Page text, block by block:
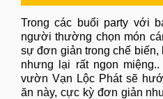
Trong các buổi party với
người thường chọn món
sự đơn giản trong chế biến,
nhưng lại rất ngon
vườn Vạn Lộc Phát sẽ
ăn này, cực kỳ đơn giản